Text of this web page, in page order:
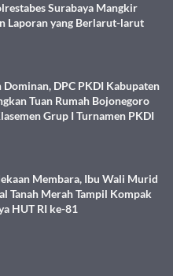
Surabaya Mangkir
Laporan yang Berlarut-larut
DPC PKDI Kabupaten
Tuan Rumah Bojonegoro
Grup I Turnamen PKDI
Membara, Ibu Wali Murid
Tanah Merah Tampil Kompak
HUT RI ke-81